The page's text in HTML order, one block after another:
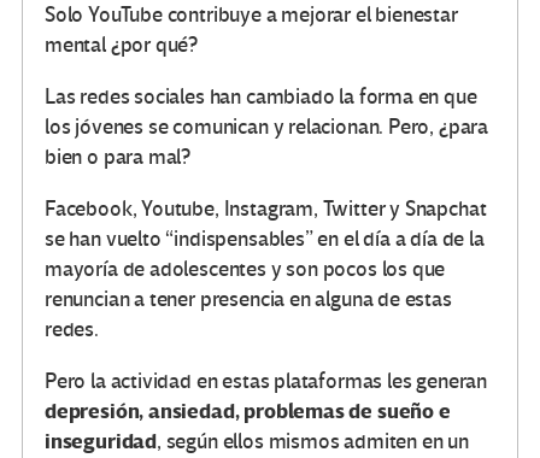
Solo YouTube contribuye a mejorar el bienestar
mental ¿por qué?
Las redes sociales han cambiado la forma en que
los jóvenes se comunican y relacionan. Pero, ¿para
bien o para mal?
Facebook, Youtube, Instagram, Twitter y Snapchat
se han vuelto “indispensables” en el día a día de la
mayoría de adolescentes y son pocos los que
renuncian a tener presencia en alguna de estas
redes.
Pero la actividad en estas plataformas les generan
depresión, ansiedad, problemas de sueño e
inseguridad, según ellos mismos admiten en un